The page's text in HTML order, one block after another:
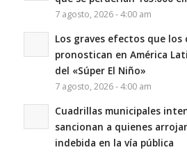
7 agosto, 2026 - 4:00 am
Los graves efectos que los
pronostican en América
del «Súper El Niño»
7 agosto, 2026 - 4:00 am
Cuadrillas municipales
sancionan a quienes
indebida en la vía pública